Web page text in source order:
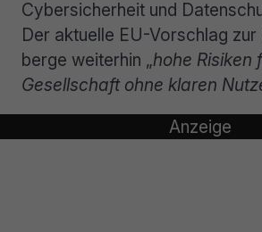
Cybersicherheit und
Der aktuelle EU-Vorschlag
berge weiterhin „hohe Risiken
Gesellschaft ohne klaren